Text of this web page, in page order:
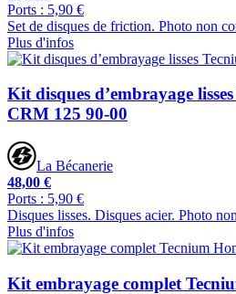
Ports : 5,90 €
Set de disques de friction. Photo non
Plus d'infos
Kit disques d’embrayage
CRM 125 90-00
La Bécanerie
48,00 €
Ports : 5,90 €
Disques lisses. Disques acier. Photo
Plus d'infos
Kit embrayage complet